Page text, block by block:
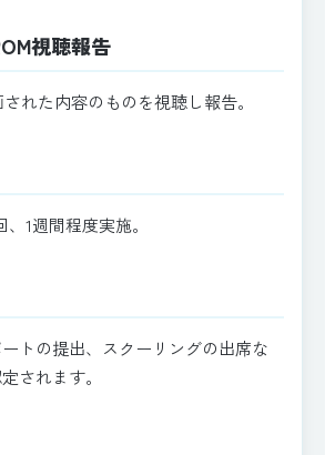
視聴報告
れた内容のものを視聴し報告。
1週間程度実施。
トの提出、スクーリングの出席な
されます。